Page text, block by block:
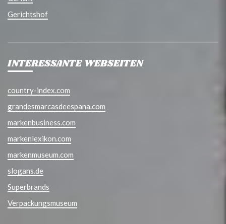
Gerichtshof
INTERESSANTE WEBSEITEN
country-index.com
grandesmarcasdeespana.com
markenbusiness.com
markenlexikon.com
markenmuseum.com
slogans.de
Superbrands
Verpackungsmuseum